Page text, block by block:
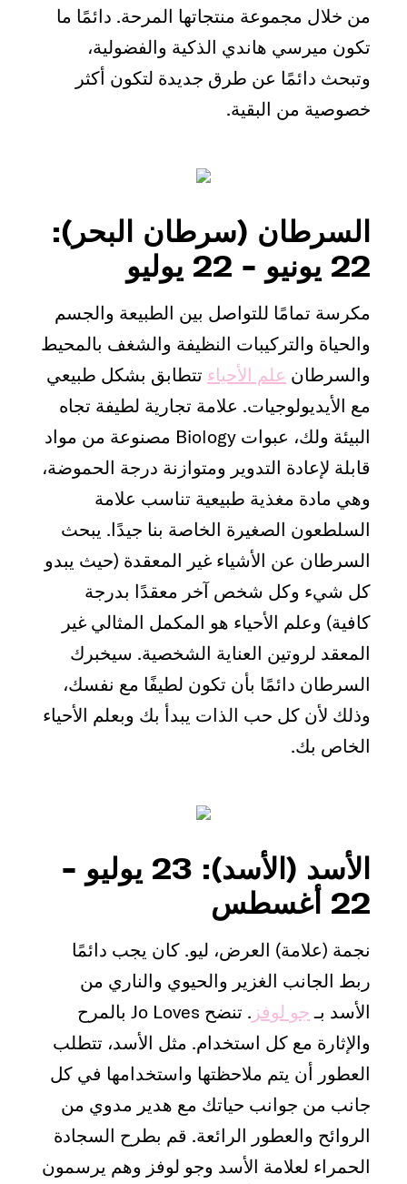
من خلال مجموعة منتجاتها المرحة. دائمًا ما
تكون ميرسي هاندي الذكية والفضولية،
وتبحث دائمًا عن طرق جديدة لتكون أكثر
خصوصية من البقية.
السرطان (سرطان البحر):
22 يونيو - 22 يوليو
مكرسة تمامًا للتواصل بين الطبيعة والجسم
والحياة والتركيبات النظيفة والشغف بالمحيط
والسرطان علم الأحياء تتطابق بشكل طبيعي
مع الأيديولوجيات. علامة تجارية لطيفة تجاه
البيئة ولك، عبوات Biology مصنوعة من مواد
قابلة لإعادة التدوير ومتوازنة درجة الحموضة،
وهي مادة مغذية طبيعية تناسب علامة
السلطعون الصغيرة الخاصة بنا جيدًا. يبحث
السرطان عن الأشياء غير المعقدة (حيث يبدو
كل شيء وكل شخص آخر معقدًا بدرجة
كافية) وعلم الأحياء هو المكمل المثالي غير
المعقد لروتين العناية الشخصية. سيخبرك
السرطان دائمًا بأن تكون لطيفًا مع نفسك،
وذلك لأن كل حب الذات يبدأ بك وبعلم الأحياء
الخاص بك.
الأسد (الأسد): 23 يوليو -
22 أغسطس
نجمة (علامة) العرض، ليو. كان يجب دائمًا
ربط الجانب الغزير والحيوي والناري من
الأسد بـ جو لوفز
. تنضح Jo Loves بالمرح
والإثارة مع كل استخدام. مثل الأسد، تتطلب
العطور أن يتم ملاحظتها واستخدامها في كل
جانب من جوانب حياتك مع هدير مدوي من
الروائح والعطور الرائعة. قم بطرح السجادة
الحمراء لعلامة الأسد وجو لوفز وهم يرسمون